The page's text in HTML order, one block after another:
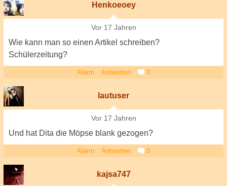
Henkoeoey
Vor 17 Jahren
Wie kann man so einen Artikel schreiben?
Schülerzeitung?
Alarm Antworten 0
lautuser
Vor 17 Jahren
Und hat Dita die Möpse blank gezogen?
Alarm Antworten 0
kajsa747